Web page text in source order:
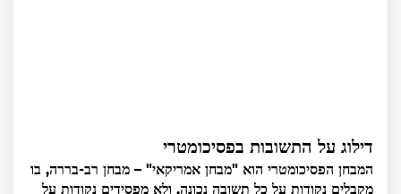
דילוג על התשובות בפסיכומטרי
המבחן הפסיכומטרי הוא "מבחן אמריקאי" – מבחן רב-בררה, בו
מקבלים נקודות על כל תשובה נכונה, ולא מפסידים נקודות על